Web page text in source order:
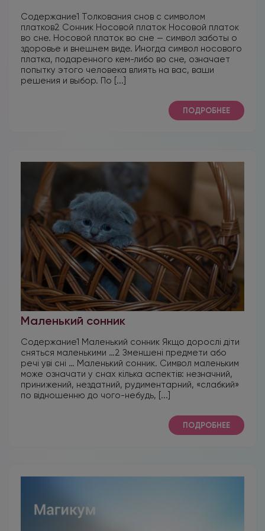
Содержание1 Толкования снов с символом
платков2 Сонник Носовой платок Носовой платок
во сне. Носовой платок во сне — символ заботы о
здоровье и внешнем виде. Иногда символ носового
платка, подаренного кем-либо во сне, означает
попытку этого человека влиять на вас, ваши
решения и выбор. По [...]
ПОДРОБНЕЕ
Маленький сонник
Содержание1 Маленький сонник Якщо дорослі діти
сняться маленькими …2 Зменшені предмети або
речі уві сні … Маленький сонник. Символ маленьким
може означати у снах кілька аспектів: незначний,
принижений, нездатний, рудиментарний, «слабкий»
по відношенню до чого-небудь, [...]
ПОДРОБНЕЕ